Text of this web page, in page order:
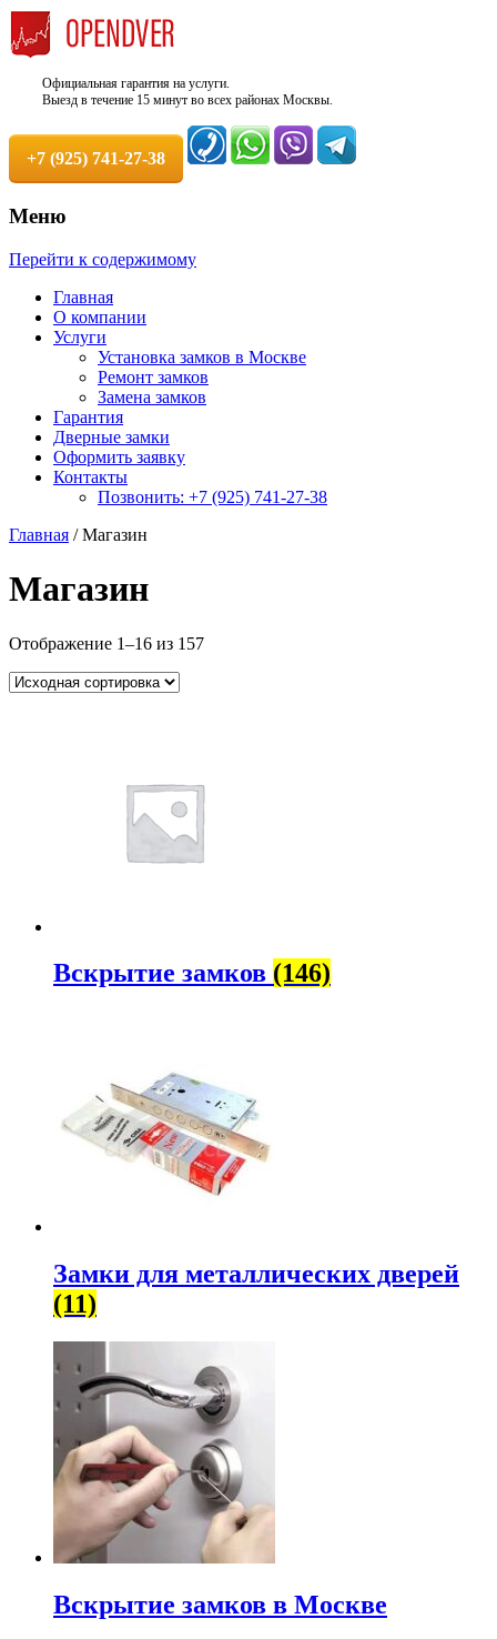
Официальная гарантия на услуги.
Выезд в течение 15 минут во всех районах Москвы.
+7 (925) 741-27-38
Служба вскрытия и ремонта
замков +7 (925) 741-27-38
Круглосуточно. 100% Гарантия!
Меню
Перейти к содержимому
Главная
О компании
Услуги
Установка замков в Москве
Ремонт замков
Замена замков
Гарантия
Дверные замки
Оформить заявку
Контакты
Позвонить: +7 (925) 741-27-38
Главная / Магазин
Магазин
Отображение 1–16 из 157
Вскрытие замков (146)
Замки для металлических дверей
(11)
Вскрытие замков в Москве